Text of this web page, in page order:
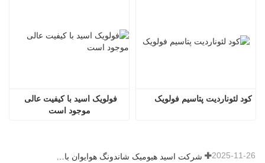
موجود است
کود لئوناردیت پتاسیم فولویک
2025-11-26